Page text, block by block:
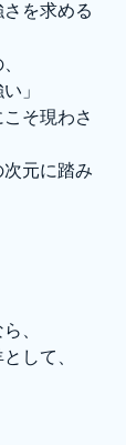
を求める
」
こそ現わさ
次元に踏み
、
して、